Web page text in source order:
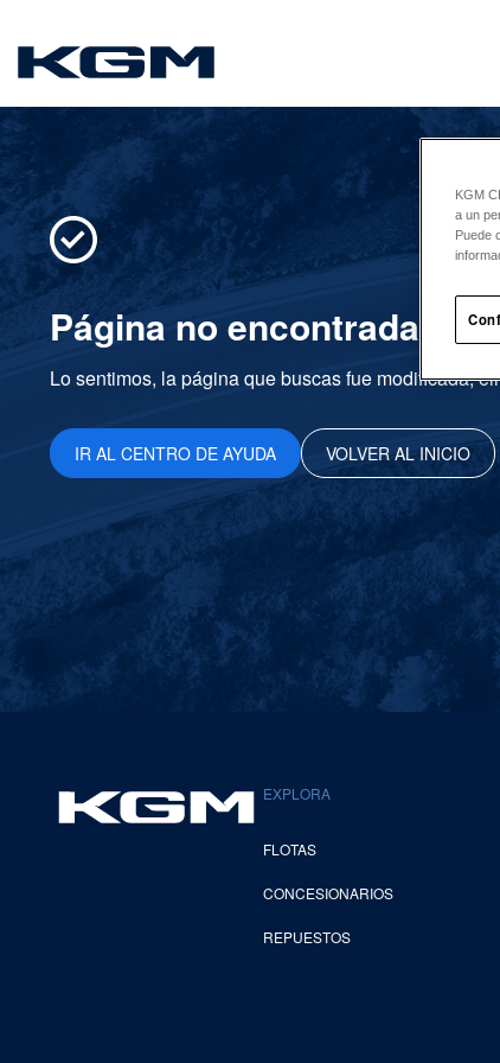
SsangYong
Página no encontrada
Lo sentimos, la página que buscas fue modificada,
IR AL CENTRO DE AYUDA VOLVER AL INICIO
EXPLORA
FLOTAS
CONCESIONARIOS
REPUESTOS
KGM
a un
Puede